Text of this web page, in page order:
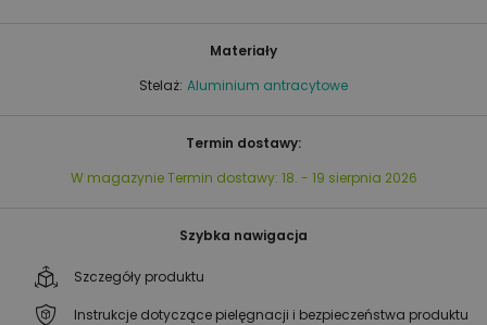
Materiały
Stelaż: Aluminium antracytowe
Termin dostawy:
W magazynie Termin dostawy: 18. - 19 sierpnia 2026
Szybka nawigacja
Szczegóły produktu
Instrukcje dotyczące pielęgnacji i bezpieczeństwa produktu